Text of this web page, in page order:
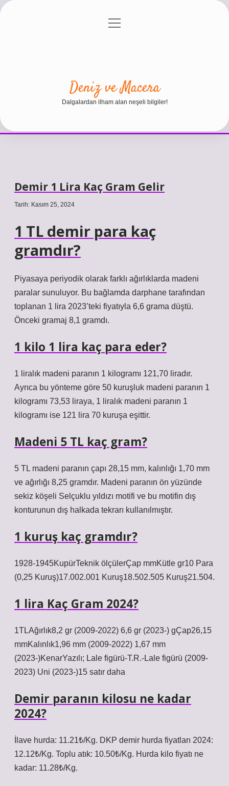
Gizlilik Politikası
menüyü
Deniz ve Macera
Dalgalardan ilham alan neşeli bilgiler!
Demir 1 Lira Kaç Gram Gelir
Tarih: Kasım 25, 2024
1 TL demir para kaç
gramdır?
Piyasaya periyodik olarak farklı ağırlıklarda madeni
paralar sunuluyor. Bu bağlamda darphane tarafından
toplanan 1 lira 2023’teki fiyatıyla 6,6 grama düştü.
Önceki gramaj 8,1 gramdı.
1 kilo 1 lira kaç para eder?
1 liralık madeni paranın 1 kilogramı 121,70 liradır.
Ayrıca bu yönteme göre 50 kuruşluk madeni paranın 1
kilogramı 73,53 liraya, 1 liralık madeni paranın 1
kilogramı ise 121 lira 70 kuruşa eşittir.
Madeni 5 TL kaç gram?
5 TL madeni paranın çapı 28,15 mm, kalınlığı 1,70 mm
ve ağırlığı 8,25 gramdır. Madeni paranın ön yüzünde
sekiz köşeli Selçuklu yıldızı motifi ve bu motifin dış
konturunun dış halkada tekrarı kullanılmıştır.
1 kuruş kaç gramdır?
1928-1945KupürTeknik ölçülerÇap mmKütle gr10 Para
(0,25 Kuruş)17.002.001 Kuruş18.502.505 Kuruş21.504.
1 lira Kaç Gram 2024?
1TLAğırlık8,2 gr (2009-2022) 6,6 gr (2023-) gÇap26,15
mmKalınlık1,96 mm (2009-2022) 1,67 mm
(2023-)KenarYazılı; Lale figürü-T.R.-Lale figürü (2009-
2023) Uni (2023-)15 satır daha
Demir paranın kilosu ne kadar
2024?
İlave hurda: 11.21₺/Kg. DKP demir hurda fiyatları 2024:
12.12₺/Kg. Toplu atık: 10.50₺/Kg. Hurda kilo fiyatı ne
kadar: 11.28₺/Kg.